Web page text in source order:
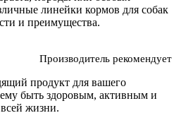
линейки кормов для собак
и преимущества.
Производитель
продукт для вашего
быть здоровым, активным и
жизни.